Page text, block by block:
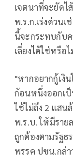
เจตนาที่จะยัดไ
พ.ร.ก.เร่งด่วน
นี้จะกระทบกับ
เลี่ยงได้ใช่หรือ
"หากอยากกู้เงิ
ก้อนหนึ่งออกเป็
ใช้ไม่ถึง 2 แส
พ.ร.บ. ให้มีราย
ถูกต้องตามรัฐธ
พรรค ปชน.กล่า